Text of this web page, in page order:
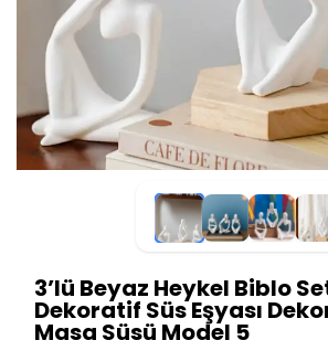
3’lü Beyaz Heykel Biblo
Dekoratif Süs Eşyası
Masa Süsü Model 5